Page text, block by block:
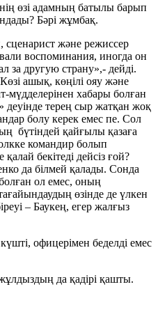
өзі адамның батылы барып
Бәрі жұмбақ.
және режиссер
воспоминания, иногда он
за другую страну»,- дейді.
ашық, көңілі ояу және
мүдделерінен хабары болған
деуінде терең сыр жатқан жоқ
болу керек емес пе. Сол
бүтіндей қайғылы қазаға
командир болып
бекітеді дейсіз ғой?
да білмей қалады. Сонда
ол емес, оның
өзінде де үлкен
– Баукең, егер жалғыз
офицерімен беделді емес
да қадірі қашты.